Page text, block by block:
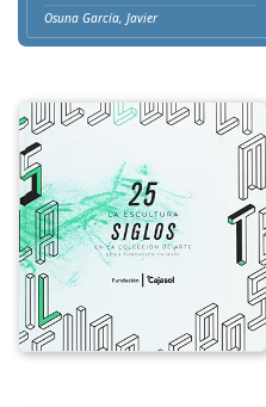
Osuna García, Javier